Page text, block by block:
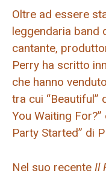
Oltre ad essere
leggendaria band
cantante,
Perry ha scritto
che hanno
tra cui “Beautiful”
You Waiting
Party Started” di
Nel suo recente Il